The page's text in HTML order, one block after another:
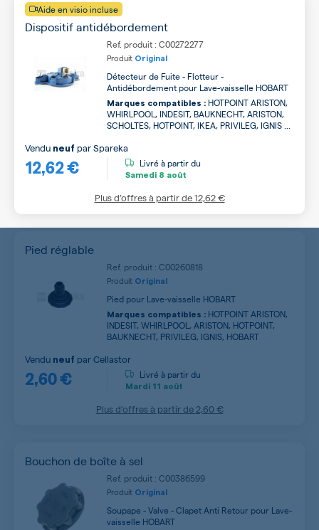
Aide en visio incluse
Dispositif antidébordement
Ref. produit : C00272277
Produit Original
Détecteur de Fuite - Flotteur -
Antidébordement pour Lave-vaisselle HOBART
Marques compatibles : HOTPOINT ARISTON,
WHIRLPOOL, INDESIT, BAUKNECHT, ARISTON,
SCHOLTES, HOTPOINT, IKEA, PRIVILEG, IGNIS ...
12,62 €
Vendu neuf parSpareka
Livré à partir du
Samedi 8 août
Plus d’offres à partir de12,62 €
Pied réglable
Ref. produit : C00260818
Produit Original
Pied pour Lave-vaisselle HOBART
Marques compatibles : HOTPOINT ARISTON,
INDESIT, WHIRLPOOL, ARISTON, HOTPOINT,
BAUKNECHT, PRIVILEG, IGNIS, HOBART
2,60 €
Vendu neuf parCellastor
Livré à partir du
Mardi 11 août
Plus d’offres à partir de 2,60 €
Bouchon de boîte à sel
Ref. produit : C00386599
Produit Original
Soupape - Valve - Clapet Anti Retour pour Lave-
vaisselle HOBART